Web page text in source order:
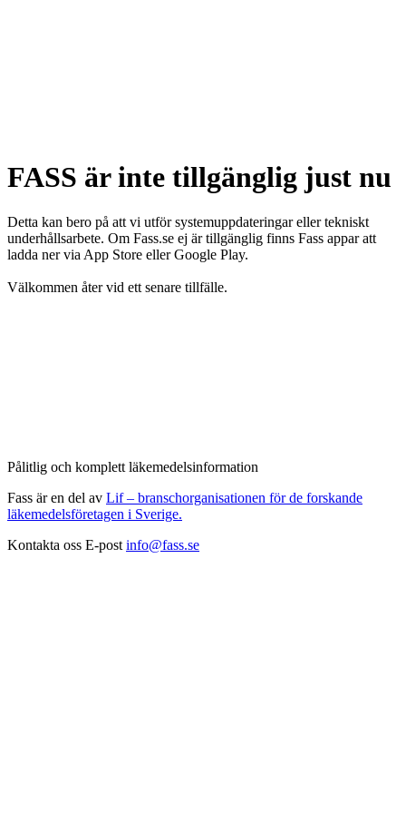
FASS är inte tillgänglig just nu
Detta kan bero på att vi utför systemuppdateringar eller tekniskt
underhållsarbete. Om Fass.se ej är tillgänglig finns Fass appar att
ladda ner via App Store eller Google Play.
Välkommen åter vid ett senare tillfälle.
Pålitlig och komplett läkemedelsinformation
Fass är en del av Lif – branschorganisationen för de forskande
läkemedelsföretagen i Sverige.
Kontakta oss E-post info@fass.se